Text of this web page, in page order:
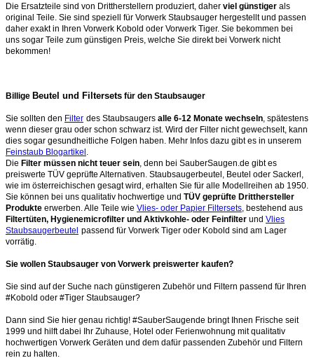
Die Ersatzteile sind von Drittherstellern produziert, daher viel günstiger als
original Teile. Sie sind speziell für Vorwerk Staubsauger hergestellt und passen
daher exakt in Ihren Vorwerk Kobold oder Vorwerk Tiger. Sie bekommen bei
uns sogar Teile zum günstigen Preis, welche Sie direkt bei Vorwerk nicht
bekommen!
Billige Beutel und Filtersets für den Staubsauger
Sie sollten den Filter des Staubsaugers alle 6-12 Monate wechseln, spätestens
wenn dieser grau oder schon schwarz ist. Wird der Filter nicht gewechselt, kann
dies sogar gesundheitliche Folgen haben. Mehr Infos dazu gibt es in unserem
Feinstaub Blogartikel.
Die Filter müssen nicht teuer sein, denn bei SauberSaugen.de gibt es
preiswerte TÜV geprüfte Alternativen. Staubsaugerbeutel, Beutel oder Sackerl,
wie im österreichischen gesagt wird, erhalten Sie für alle Modellreihen ab 1950.
Sie können bei uns qualitativ hochwertige und TÜV geprüfte Dritthersteller
Produkte erwerben. Alle Teile wie Vlies- oder Papier Filtersets, bestehend aus
Filtertüten, Hygienemicrofilter und Aktivkohle- oder Feinfilter und Vlies
Staubsaugerbeutel passend für Vorwerk Tiger oder Kobold sind am Lager
vorrätig.
Sie wollen Staubsauger von Vorwerk preiswerter kaufen?
Sie sind auf der Suche nach günstigeren Zubehör und Filtern passend für Ihren
#Kobold oder #Tiger Staubsauger?
Dann sind Sie hier genau richtig! #SauberSaugende bringt Ihnen Frische seit
1999 und hilft dabei Ihr Zuhause, Hotel oder Ferienwohnung mit qualitativ
hochwertigen Vorwerk Geräten und dem dafür passenden Zubehör und Filtern
rein zu halten.